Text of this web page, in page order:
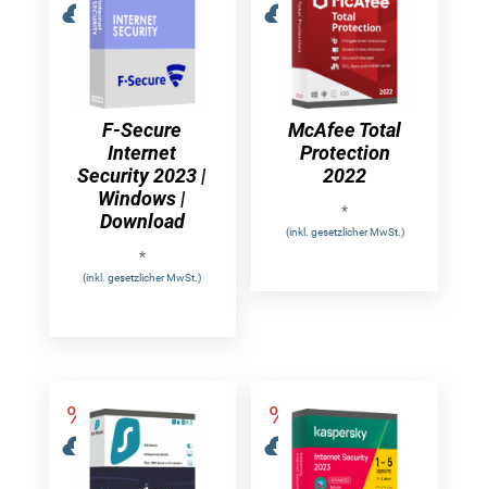
F-Secure
Internet
Security 2023 |
Windows |
Download
*
(inkl. gesetzlicher MwSt.)
McAfee Total
Protection
2022
*
(inkl. gesetzlicher MwSt.)